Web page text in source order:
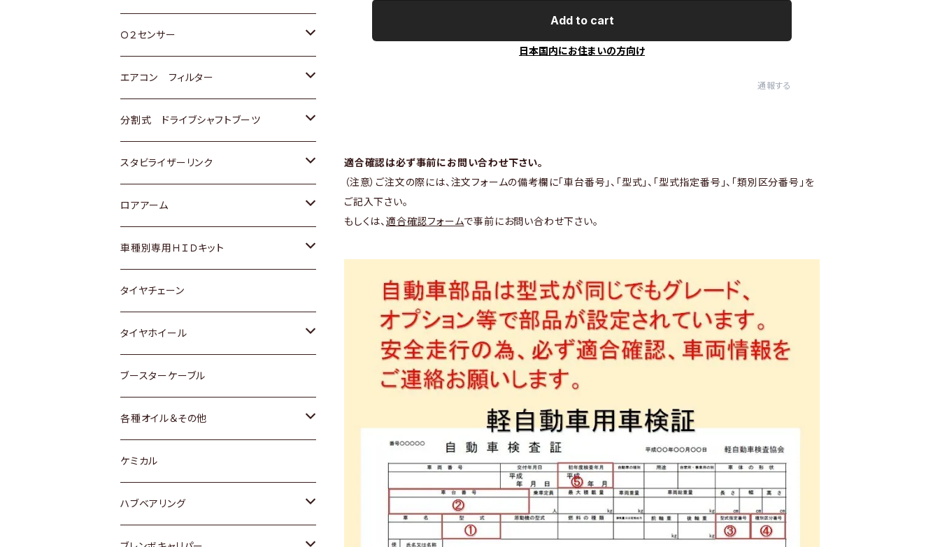
Add to cart
日本国内にお住まいの方向け
通報する
適合確認は必ず事前にお問い合わせ下さい。
（注意）ご注文の際には、注文フォームの備考欄に「車台番号」、「型式」、「型式指定番号」、「類別区分番号」を
ご記入下さい。
もしくは、 適合確認フォームで事前にお問い合わせ下さい。
スバル
三菱
スバル
ダイハツ
マツダ
三菱
スバル
ダイハツ
三菱
スバル
ホンダ
スズキ
日産
いすゞ
ダイハツ
マツダ
三菱
スバル
レクサス
Ｏ２センサー
トヨタ
ホンダ
スズキ
日産
ダイハツ
マツダ
三菱
スバル
エアコン フィルター
トヨタ
ホンダ
スズキ
日産
いすゞ
ダイハツ
マツダ
三菱
スバル
分割式 ドライブシャフトブーツ
トヨタ
ホンダ
スズキ
日産
ダイハツ
スバル
スタビライザーリンク
トヨタ
ホンダ
スズキ
日産
ダイハツ
マツダ
ロアアーム
ホンダ
スズキ
日産
ダイハツ
マツダ
スバル
車種別専用ＨＩＤキット
トヨタ
マツダ
タイヤチェーン
タイヤホイール
トヨタ
ホンダ
スズキ
日産
ブースターケーブル
各種オイル＆その他
ディーデル洗浄添加剤
ケミカル
ハブベアリング